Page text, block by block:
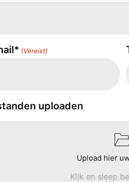
(Vereist)
uploaden
Upload hier
Klik en sleep